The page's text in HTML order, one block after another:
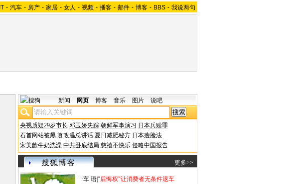
IT - 汽车 - 房产 - 家居 - 女人 - 视频 - 播客 - 邮件 - 博客 - BBS - 我说两句
新闻 网页 博客 音乐 图片 说吧
央视质疑29岁市长 邓玉娇失踪 朝鲜军事演习 日本兵赎罪
石首网站被黑 篡改温总讲话 夏日减肥秘方 日本瘦脸法
宋美龄牛奶洗澡 中共卧底结局 慈禧不快乐 侵略中国报告
更多>>
·车 语|"后悔权"让消费者无条件退车